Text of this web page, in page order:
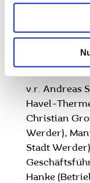
des
Songs
v.r. Andreas
Havel-
Christian
Werder),
Stadt
Hanke